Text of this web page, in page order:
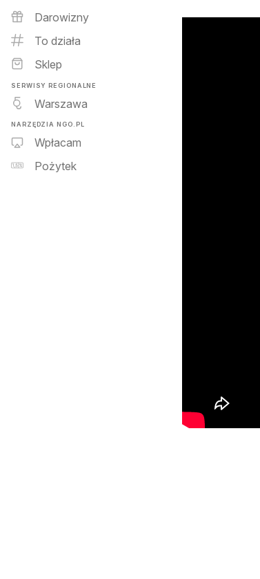
Darowizny
To działa
Sklep
SERWISY REGIONALNE
Warszawa
NARZĘDZIA NGO.PL
Wpłacam
Pożytek